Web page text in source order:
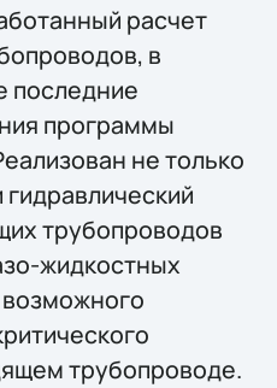
расчет
в
последние
программы
не только
трубопроводов
жидкостных
возможного
трубопроводе.